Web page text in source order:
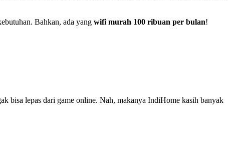
Bahkan, ada yang wifi murah 100 ribuan per bulan!
bisa lepas dari game online. Nah, makanya IndiHome kasih banyak